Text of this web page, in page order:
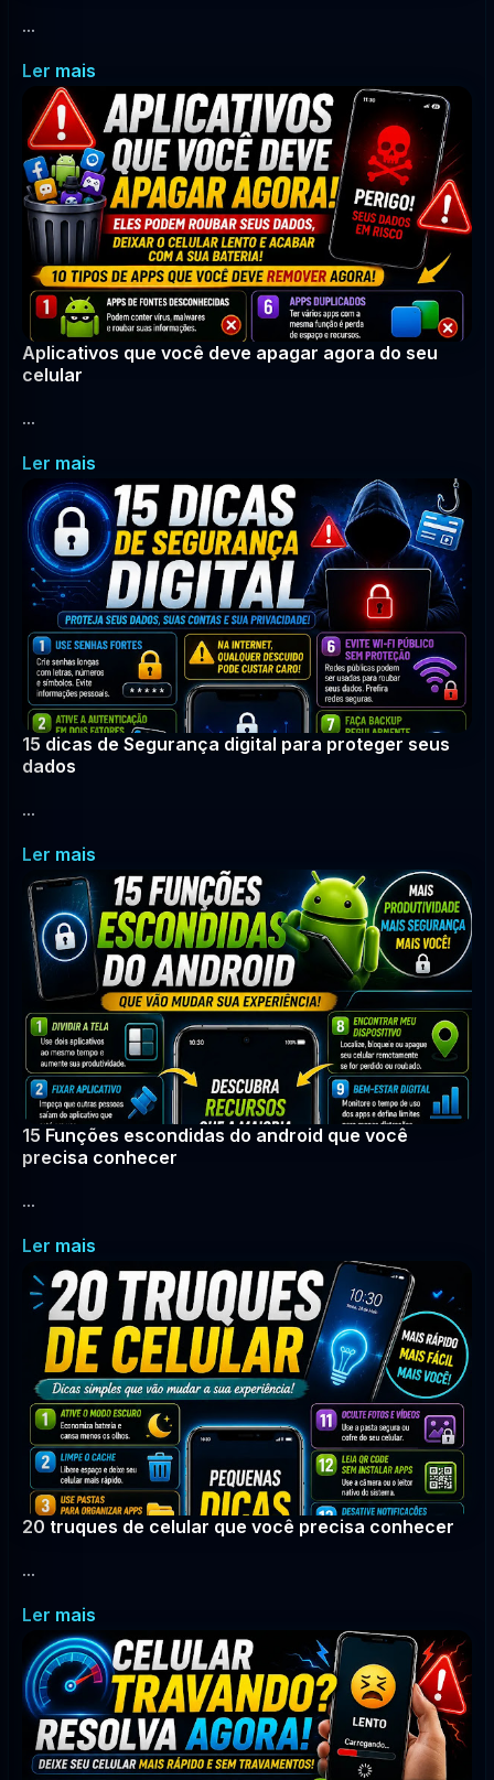
...
Ler mais
Aplicativos que você deve apagar agora do seu
celular
...
Ler mais
15 dicas de Segurança digital para proteger seus
dados
...
Ler mais
15 Funções escondidas do android que você
precisa conhecer
...
Ler mais
20 truques de celular que você precisa conhecer
...
Ler mais